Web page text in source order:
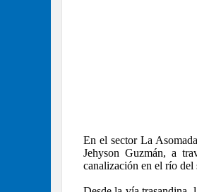
En el sector La
Jehyson Guzmán, a
canalización en el río